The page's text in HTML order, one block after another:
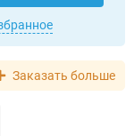
Заказать больше